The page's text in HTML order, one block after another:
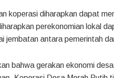
koperasi diharapkan dapat
perekonomian lokal
jembatan antara pemerintah
bahwa gerakan ekonomi